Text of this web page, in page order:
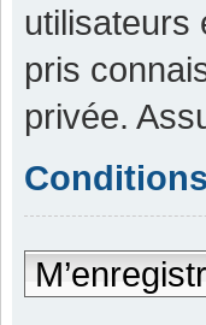
utilisateurs
pris
privée.